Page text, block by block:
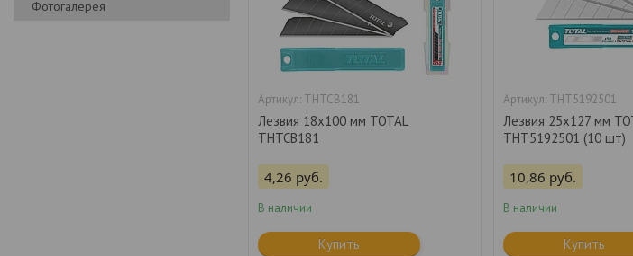
Фотогалерея
THTCB181
Лезвия 18x100 мм TOTAL
THTCB181
4,26 руб.
В наличии
Купить
THT5192501
Лезвия 25х127 мм
THT5192501 (10 шт)
10,86 руб.
В наличии
Купить